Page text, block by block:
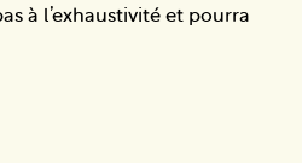
à l’exhaustivité et pourra